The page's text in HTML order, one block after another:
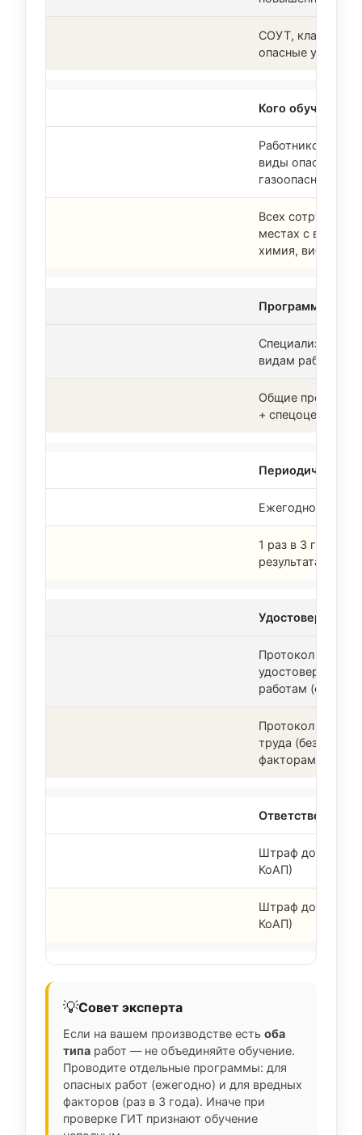
СОУТ, классы
опасные условия
Кого обучают
Работников,
виды опасных
газоопасные,
Всех
местах с
химия, вибрация
Программа
видам работ (В,
Общие
+ спецоценка
Периодичность
Ежегодно (для
1 раз в 3 года
результатам
Удостоверение
Протокол
удостоверение о
работам (с
Протокол
труда (без
факторам)
Штраф до 130
КоАП)
Штраф до 80 000
КоАП)
💡Совет эксперта
Если на вашем производстве есть оба
типа работ — не объединяйте обучение.
Проводите отдельные программы: для
опасных работ (ежегодно) и для вредных
факторов (раз в 3 года). Иначе при
проверке ГИТ признают обучение